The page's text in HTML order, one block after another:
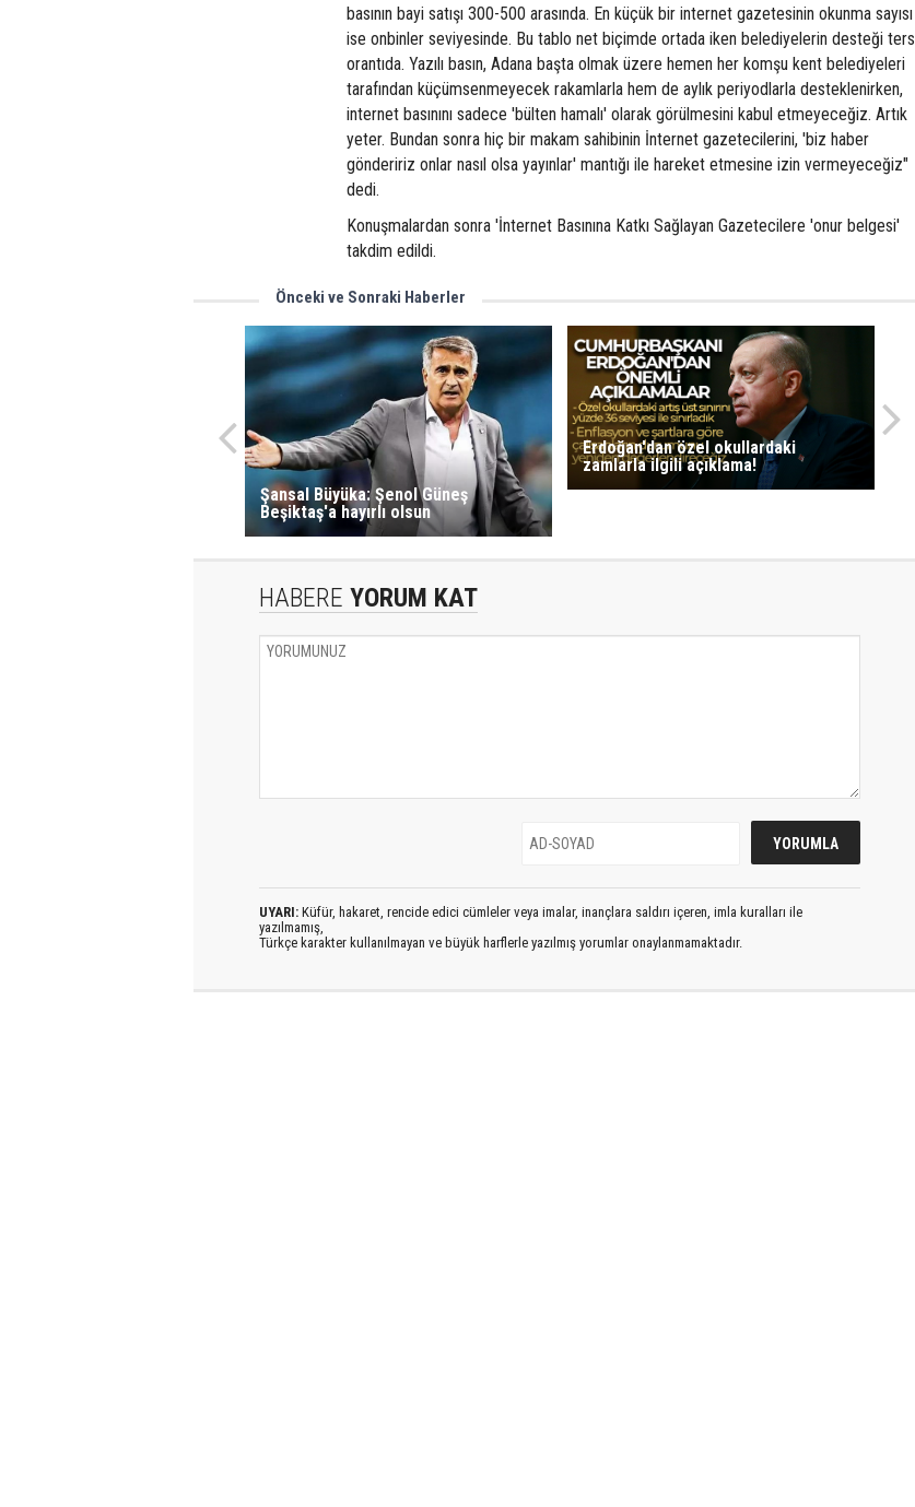
basının bayi satışı 300-500 arasında. En küçük bir internet gazetesinin okunma sayısı
ise onbinler seviyesinde. Bu tablo net biçimde ortada iken belediyelerin desteği ters
orantıda. Yazılı basın, Adana başta olmak üzere hemen her komşu kent belediyeleri
tarafından küçümsenmeyecek rakamlarla hem de aylık periyodlarla desteklenirken,
internet basınını sadece 'bülten hamalı' olarak görülmesini kabul etmeyeceğiz. Artık
yeter. Bundan sonra hiç bir makam sahibinin İnternet gazetecilerini, 'biz haber
göndeririz onlar nasıl olsa yayınlar' mantığı ile hareket etmesine izin vermeyeceğiz"
dedi.
Konuşmalardan sonra 'İnternet Basınına Katkı Sağlayan Gazetecilere 'onur belgesi'
takdim edildi.
Önceki ve Sonraki Haberler
Şansal Büyüka: Şenol Güneş
Beşiktaş'a hayırlı olsun
Erdoğan'dan özel okullardaki
zamlarla ilgili açıklama!
HABERE YORUM KAT
UYARI: Küfür, hakaret, rencide edici cümleler veya imalar, inançlara saldırı içeren, imla kuralları ile
yazılmamış,
Türkçe karakter kullanılmayan ve büyük harflerle yazılmış yorumlar onaylanmamaktadır.